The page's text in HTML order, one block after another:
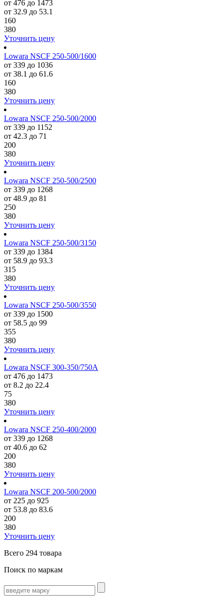
от 476 до 1473
от 32.9 до 53.1
160
380
Уточнить цену
Lowara NSCF 250-500/1600
от 339 до 1036
от 38.1 до 61.6
160
380
Уточнить цену
Lowara NSCF 250-500/2000
от 339 до 1152
от 42.3 до 71
200
380
Уточнить цену
Lowara NSCF 250-500/2500
от 339 до 1268
от 48.9 до 81
250
380
Уточнить цену
Lowara NSCF 250-500/3150
от 339 до 1384
от 58.9 до 93.3
315
380
Уточнить цену
Lowara NSCF 250-500/3550
от 339 до 1500
от 58.5 до 99
355
380
Уточнить цену
Lowara NSCF 300-350/750A
от 476 до 1473
от 8.2 до 22.4
75
380
Уточнить цену
Lowara NSCF 250-400/2000
от 339 до 1268
от 40.6 до 62
200
380
Уточнить цену
Lowara NSCF 200-500/2000
от 225 до 925
от 53.8 до 83.6
200
380
Уточнить цену
Всего 294 товара
Поиск по маркам